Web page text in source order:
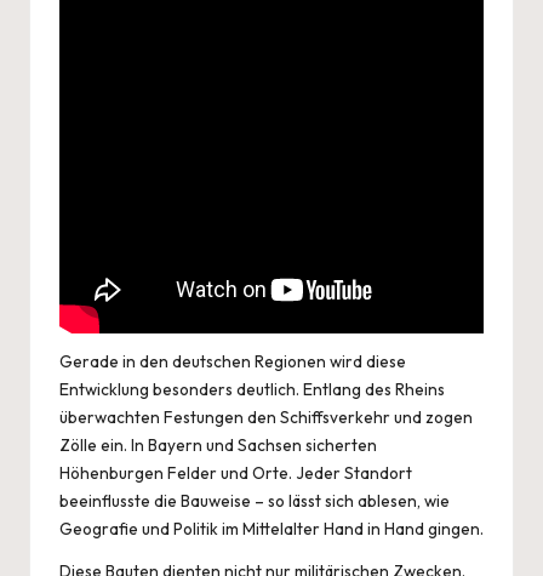
Gerade in den deutschen Regionen wird diese
Entwicklung besonders deutlich. Entlang des Rheins
überwachten Festungen den Schiffsverkehr und zogen
Zölle ein. In Bayern und Sachsen sicherten
Höhenburgen Felder und Orte. Jeder Standort
beeinflusste die Bauweise – so lässt sich ablesen, wie
Geografie und Politik im Mittelalter Hand in Hand gingen.
Diese Bauten dienten nicht nur militärischen Zwecken.